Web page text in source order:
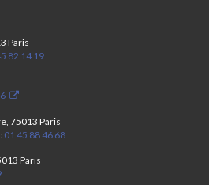
Paris
82 14 19
75013 Paris
01 45 88 46 68
Paris